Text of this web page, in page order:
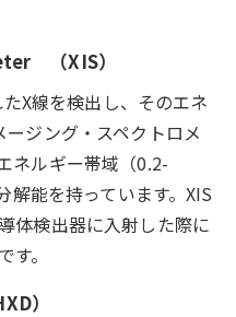
（XIS）
X線を検出し、そのエネ
ジング・スペクトロメ
ネルギー帯域（0.2-
解能を持っています。XIS
体検出器に入射した際に
。
）